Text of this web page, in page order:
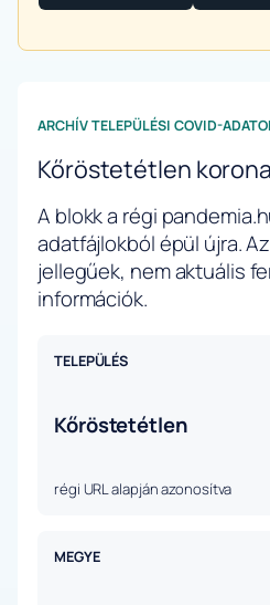
ARCHÍV TELEPÜLÉSI COVID-
Kőröstetétlen
A blokk a régi
adatfájlokból épül újra.
jellegűek, nem aktuális
információk.
TELEPÜLÉS
Kőröstetétlen
régi URL alapján azonosítva
MEGYE